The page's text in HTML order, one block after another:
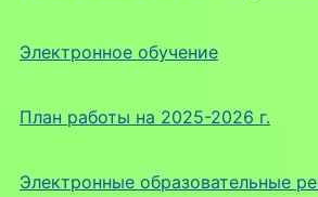
Электронное обучение
План работы на 2025-2026 г.
Электронные образовательные